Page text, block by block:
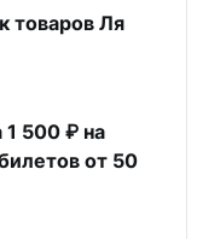
товаров Ля
500 ₽ на
от 50